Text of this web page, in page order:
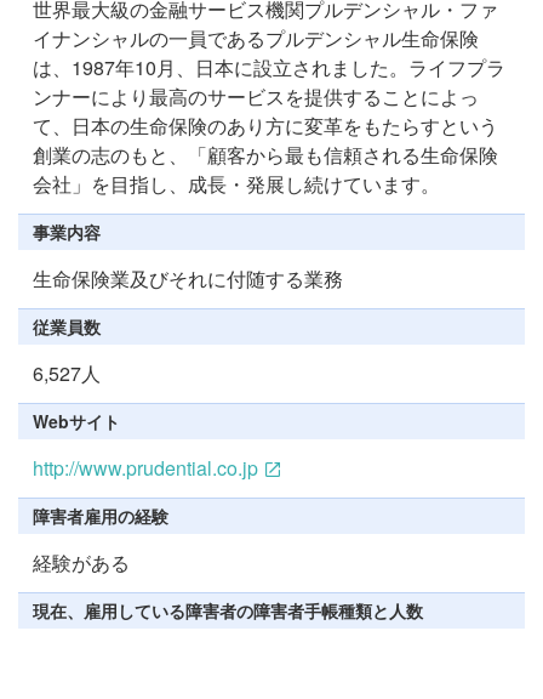
世界最大級の金融サービス機関プルデンシャル・ファ
イナンシャルの一員であるプルデンシャル生命保険
は、1987年10月、日本に設立されました。ライフプラ
ンナーにより最高のサービスを提供することによっ
て、日本の生命保険のあり方に変革をもたらすという
創業の志のもと、「顧客から最も信頼される生命保険
会社」を目指し、成長・発展し続けています。
事業内容
生命保険業及びそれに付随する業務
従業員数
6,527人
Webサイト
http://www.prudential.co.jp
障害者雇用の経験
経験がある
現在、雇用している障害者の障害者手帳種類と人数